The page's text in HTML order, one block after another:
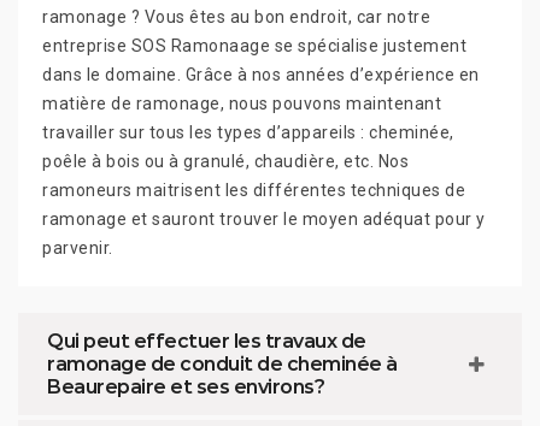
ramonage ? Vous êtes au bon endroit, car notre
entreprise SOS Ramonaage se spécialise justement
dans le domaine. Grâce à nos années d’expérience en
matière de ramonage, nous pouvons maintenant
travailler sur tous les types d’appareils : cheminée,
poêle à bois ou à granulé, chaudière, etc. Nos
ramoneurs maitrisent les différentes techniques de
ramonage et sauront trouver le moyen adéquat pour y
parvenir.
Qui peut effectuer les travaux de
ramonage de conduit de cheminée à
Beaurepaire et ses environs?